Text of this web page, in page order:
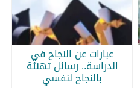
عبارات عن النجاح في
الدراسة.. رسائل تهنئة
بالنجاح لنفسي